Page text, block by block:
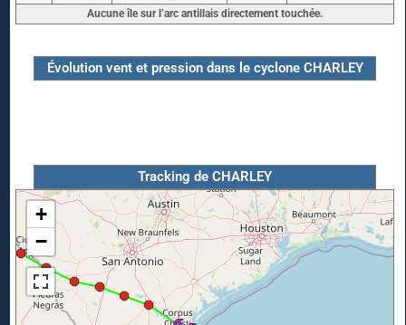
Aucune île sur l’arc antillais directement touchée.
Évolution vent et pression dans le cyclone CHARLEY
Tracking de CHARLEY
+
−